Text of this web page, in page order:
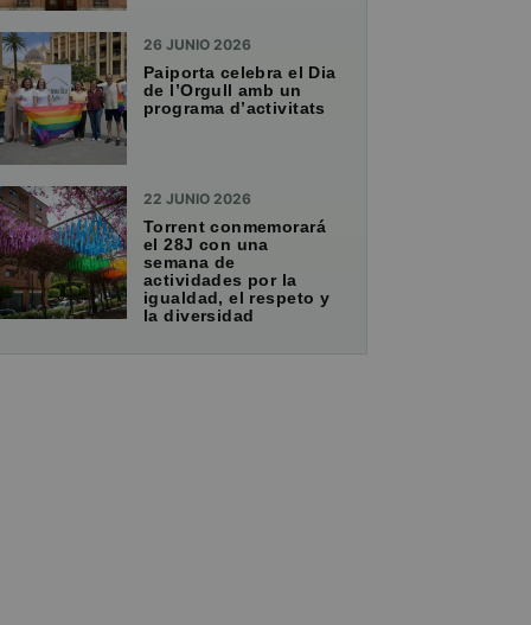
26 JUNIO 2026
Paiporta celebra el Dia
de l’Orgull amb un
programa d’activitats
22 JUNIO 2026
Torrent conmemorará
el 28J con una
semana de
actividades por la
igualdad, el respeto y
la diversidad